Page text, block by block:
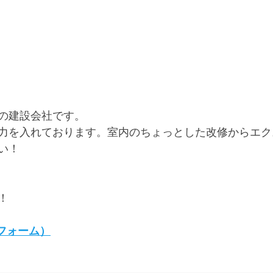
建設会社です。
を入れております。室内のちょっとした改修からエク
！
ーム）